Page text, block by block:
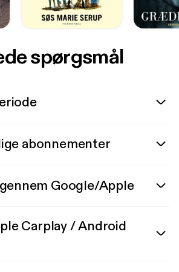
spørgsmål
abonnementer
Google/Apple
Carplay / Android